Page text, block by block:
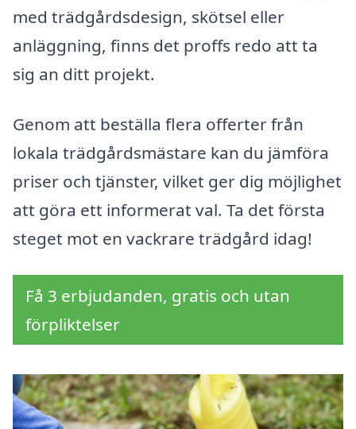
med trädgårdsdesign, skötsel eller
anläggning, finns det proffs redo att ta
sig an ditt projekt.
Genom att beställa flera offerter från
lokala trädgårdsmästare kan du jämföra
priser och tjänster, vilket ger dig möjlighet
att göra ett informerat val. Ta det första
steget mot en vackrare trädgård idag!
Få 3 erbjudanden, gratis och utan
förpliktelser